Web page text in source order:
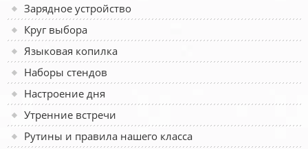
Зарядное устройство
Круг выбора
Языковая копилка
Наборы стендов
Настроение дня
Утренние встречи
Рутины и правила нашего класса